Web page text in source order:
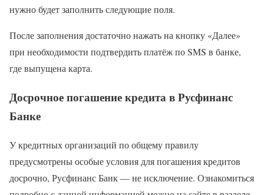
нужно будет заполнить следующие поля.
После заполнения достаточно нажать на кнопку «Далее»
при необходимости подтвердить платёж по SMS в банке,
где выпущена карта.
Досрочное погашение кредита в Русфинанс
Банке
У кредитных организаций по общему правилу
предусмотрены особые условия для погашения кредитов
досрочно, Русфинанс Банк — не исключение. Ознакомиться